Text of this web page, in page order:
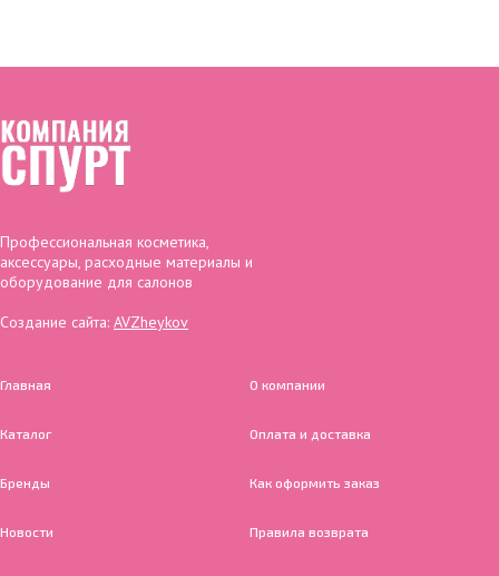
Профессиональная косметика,
аксессуары, расходные материалы и
оборудование для салонов
Создание сайта: AVZheykov
Главная
Каталог
Бренды
Новости
О компании
Оплата и доставка
Как оформить заказ
Правила возврата